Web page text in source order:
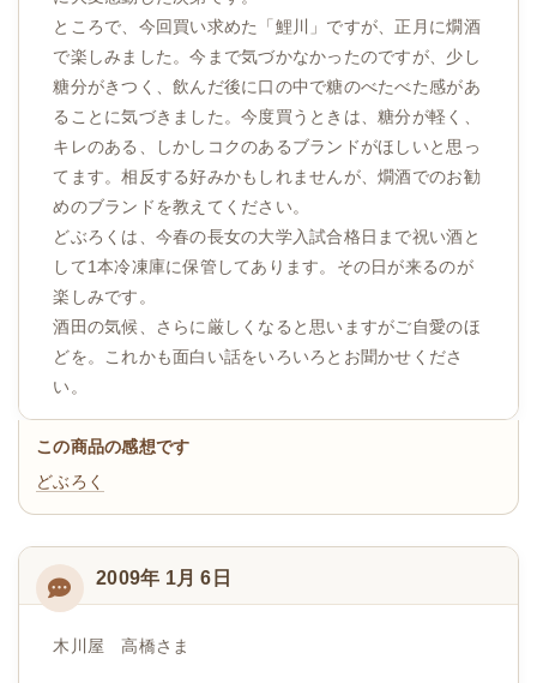
ところで、今回買い求めた「鯉川」ですが、正月に燗酒
で楽しみました。今まで気づかなかったのですが、少し
糖分がきつく、飲んだ後に口の中で糖のべたべた感があ
ることに気づきました。今度買うときは、糖分が軽く、
キレのある、しかしコクのあるブランドがほしいと思っ
てます。相反する好みかもしれませんが、燗酒でのお勧
めのブランドを教えてください。
どぶろくは、今春の長女の大学入試合格日まで祝い酒と
して1本冷凍庫に保管してあります。その日が来るのが
楽しみです。
酒田の気候、さらに厳しくなると思いますがご自愛のほ
どを。これかも面白い話をいろいろとお聞かせくださ
い。
この商品の感想です
どぶろく
2009年 1月 6日
木川屋 高橋さま